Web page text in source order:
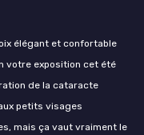
élégant et confortable
votre exposition cet été
de la cataracte
petits visages
mais ça vaut vraiment le